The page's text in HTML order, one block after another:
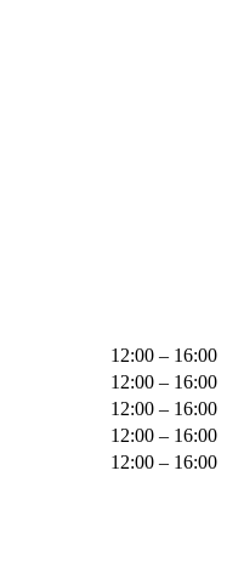
12:00 – 16:00
12:00 – 16:00
12:00 – 16:00
12:00 – 16:00
12:00 – 16:00